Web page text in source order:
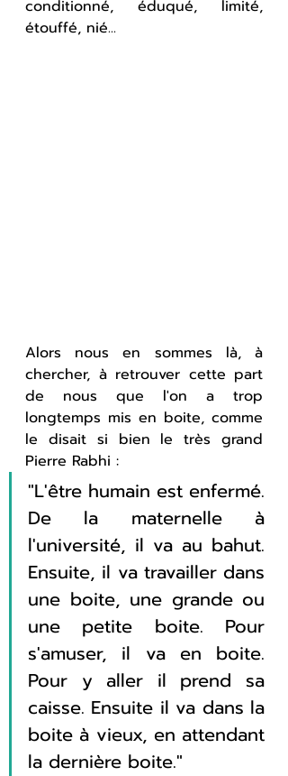
conditionné, éduqué, limité,
étouffé, nié...
Alors nous en sommes là, à
chercher, à retrouver cette part
de nous que l'on a trop
longtemps mis en boite, comme
le disait si bien le très grand
Pierre Rabhi :
"L'être humain est enfermé.
De la maternelle à
l'université, il va au bahut.
Ensuite, il va travailler dans
une boite, une grande ou
une petite boite. Pour
s'amuser, il va en boite.
Pour y aller il prend sa
caisse. Ensuite il va dans la
boite à vieux, en attendant
la dernière boite."